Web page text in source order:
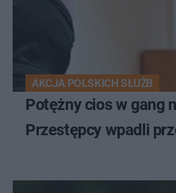
AKCJA POLSKICH SŁUŻB
Potężny cios w gang
Przestępcy wpadli